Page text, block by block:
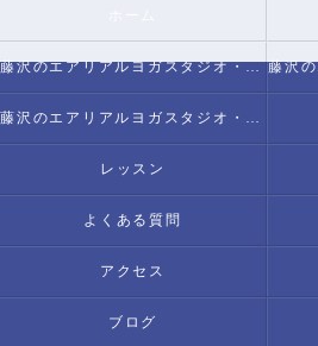
藤沢のエアリアルヨガスタジオ・スタジオミヅキについて
藤沢のエアリアルヨガスタジオ・スタジオミヅキの内容について
レッスン
よくある質問
アクセス
ブログ